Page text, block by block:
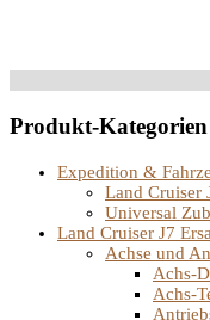
Produkt-Kategorien
Expedition &
Land Cruiser
Universal
Land Cruiser J7
Achse und
Achs-
Achs-